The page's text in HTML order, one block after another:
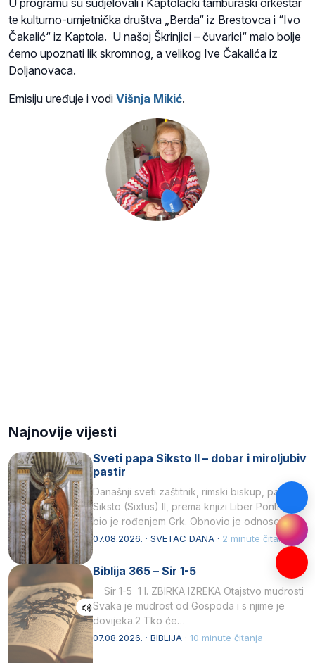
te kulturno-umjetnička društva „Berda“ iz Brestovca i “Ivo
Čakalić“ iz Kaptola. U našoj Škrinjici – čuvarici“ malo bolje
ćemo upoznati lik skromnog, a velikog Ive Čakalića iz
Doljanovaca.
Emisiju uređuje i vodi Višnja Mikić.
Najnovije vijesti
Sveti papa Siksto II – dobar i miroljubiv
pastir
Današnji sveti zaštitnik, rimski biskup, papa
Siksto (Sixtus) II, prema knjizi Liber Pontificalis
bio je rođenjem Grk. Obnovio je odnose s
afričkim…
07.08.2026. · SVETAC DANA · 2 minute čitanja
Biblija 365 – Sir 1-5
Sir 1-5 1 I. ZBIRKA IZREKA Otajstvo mudrosti
Svaka je mudrost od Gospoda i s njime je
dovijeka.2 Tko će…
07.08.2026. · BIBLIJA · 10 minute čitanja